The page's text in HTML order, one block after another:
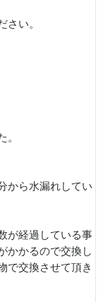
さい。
。
から水漏れしてい
が経過している事
かかるので交換し
で交換させて頂き